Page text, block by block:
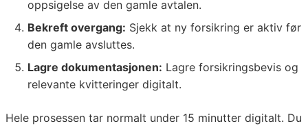
oppsigelse av den gamle avtalen.
Bekreft overgang: Sjekk at ny forsikring er aktiv før
den gamle avsluttes.
Lagre dokumentasjonen: Lagre forsikringsbevis og
relevante kvitteringer digitalt.
Hele prosessen tar normalt under 15 minutter digitalt. Du